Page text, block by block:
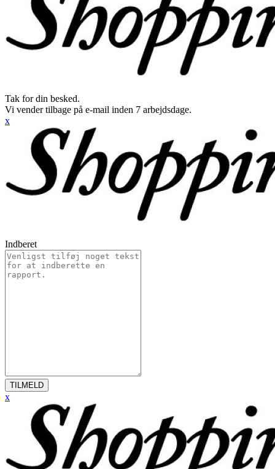
Tak for din besked.
Vi vender tilbage på e-mail inden 7 arbejdsdage.
x
Indberet
TILMELD
x